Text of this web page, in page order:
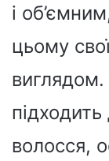
і
цьому
волосся,